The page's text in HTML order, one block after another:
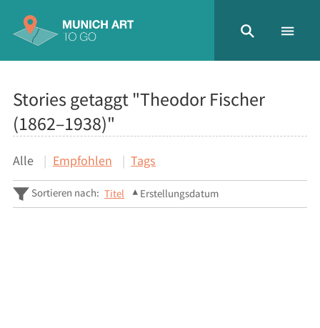
Stories getaggt "Theodor Fischer
(1862–1938)"
Alle Empfohlen Tags
Sortieren nach: Titel Erstellungsdatum